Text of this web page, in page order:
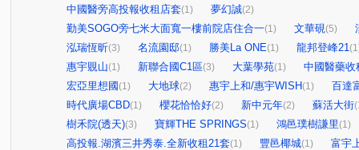
中國醫旁高投報收租店套(1) 夢幻誠(2)
勤美SOGO旁七米大面寬一樓前院店住合一(1) 文華硯(5)
泓瑞恆昕(3) 名流園邸(1) 勝美La ONE(1) 龍邦登峰21
惠宇覞山(1) 新聯合國C1區(3) 大葉學苑(1)
中國醫藥收
宏亞里想國 (1) 大地球(2) 惠宇上和/惠宇WISH(1)
百達
時代廣場CBD(1) 櫻花恰恰好(2) 新中元年(2) 蘇活大街
樹禾院(透天)(3) 寶輝THE SPRINGS(1) 鴻邑璞樹謙里(1)
高投報.湖濱三井秀泰.全新收租21套(1) 豐邑椰城(1)
富宇